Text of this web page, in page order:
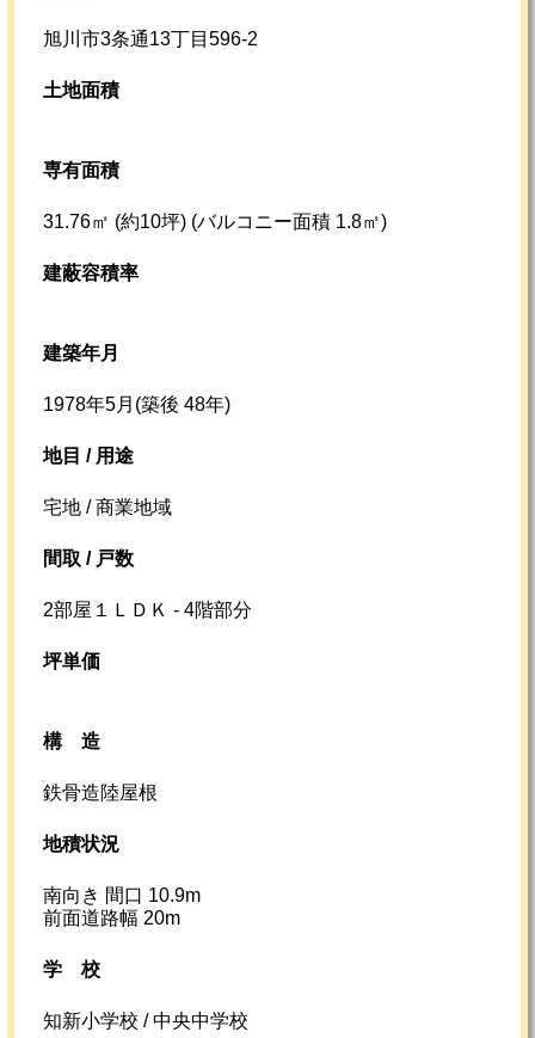
旭川市3条通13丁目596-2
土地面積
専有面積
31.76㎡ (約10坪) (バルコニー面積 1.8㎡)
建蔽容積率
建築年月
1978年5月(築後 48年)
地目 / 用途
宅地 / 商業地域
間取 / 戸数
2部屋１ＬＤＫ - 4階部分
坪単価
構造
鉄骨造陸屋根
地積状況
南向き 間口 10.9m
前面道路幅 20m
学校
知新小学校 / 中央中学校